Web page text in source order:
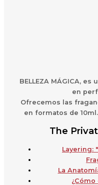
BELLEZA MÁGICA, es
en
Ofrecemos las
en formatos de
The
Layering:
La